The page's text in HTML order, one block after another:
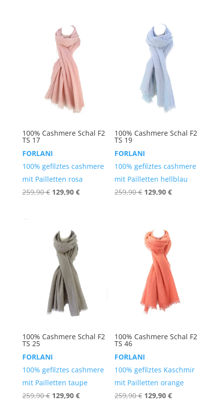
259,90 €
259,90 €
100% Cashmere Schal F2
TS 17
FORLANI
100% gefilztes cashmere
mit Pailletten rosa
259,90€ Ursprünglicher
259,90 €
129,90 €Aktueller
100% Cashmere Schal F2
TS 19
FORLANI
100% gefilztes cashmere
mit Pailletten hellblau
259,90€ Ursprünglicher
259,90 €
129,90€Aktueller
100% Cashmere Schal F2
TS 25
FORLANI
100% gefilztes cashmere
mit Pailletten taupe
259,90€ Ursprünglicher
129,90 €Aktueller
100% Cashmere Schal F2
TS 46
FORLANI
100% gefilztes Kaschmir
mit Pailletten orange
259,90€ Ursprünglicher
129,90€Aktueller